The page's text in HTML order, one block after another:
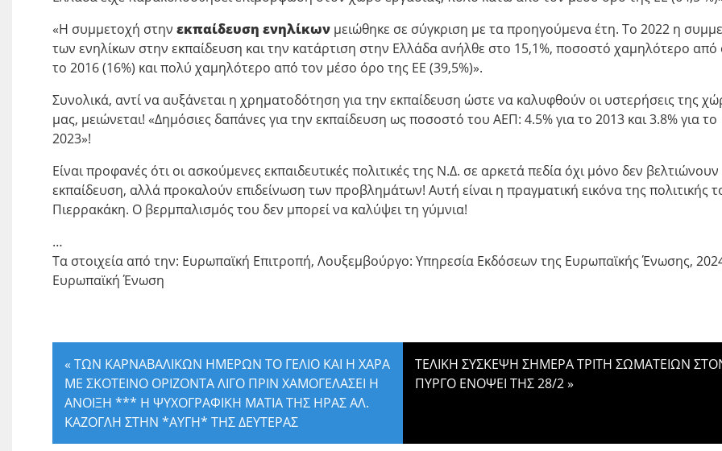
«Η συμμετοχή στην εκπαίδευση ενηλίκων μειώθηκε σε σύγκριση με τα προηγούμενα έτη. Το 2022 η
των ενηλίκων στην εκπαίδευση και την κατάρτιση στην Ελλάδα ανήλθε στο 15,1%, ποσοστό χαμηλότερο από
το 2016 (16%) και πολύ χαμηλότερο από τον μέσο όρο της ΕΕ (39,5%)».
Συνολικά, αντί να αυξάνεται η χρηματοδότηση για την εκπαίδευση ώστε να καλυφθούν οι υστερήσεις της
μας, μειώνεται! «Δημόσιες δαπάνες για την εκπαίδευση ως ποσοστό του ΑΕΠ: 4.5% για το 2013 και 3.8% για το
2023»!
Είναι προφανές ότι οι ασκούμενες εκπαιδευτικές πολιτικές της Ν.Δ. σε αρκετά πεδία όχι μόνο δεν
εκπαίδευση, αλλά προκαλούν επιδείνωση των προβλημάτων! Αυτή είναι η πραγματική εικόνα της πολιτικής
Πιερρακάκη. Ο βερμπαλισμός του δεν μπορεί να καλύψει τη γύμνια!
…
Τα στοιχεία από την: Ευρωπαϊκή Επιτροπή, Λουξεμβούργο: Υπηρεσία Εκδόσεων της Ευρωπαϊκής Ένωσης,
Ευρωπαϊκή Ένωση
« ΤΩΝ ΚΑΡΝΑΒΑΛΙΚΩΝ ΗΜΕΡΩΝ ΤΟ ΓΕΛΙΟ ΚΑΙ Η ΧΑΡΑ
ΜΕ ΣΚΟΤΕΙΝΟ ΟΡΙΖΟΝΤΑ ΛΙΓΟ ΠΡΙΝ ΧΑΜΟΓΕΛΑΣΕΙ Η
ΑΝΟΙΞΗ *** Η ΨΥΧΟΓΡΑΦΙΚΗ ΜΑΤΙΑ ΤΗΣ ΗΡΑΣ ΑΛ.
ΚΑΖΟΓΛΗ ΣΤΗΝ *ΑΥΓΗ* ΤΗΣ ΔΕΥΤΕΡΑΣ
ΤΕΛΙΚΗ ΣΥΣΚΕΨΗ ΣΗΜΕΡΑ ΤΡΙΤΗ ΣΩΜΑΤΕΙΩΝ
ΠΥΡΓΟ ΕΝΟΨΕΙ ΤΗΣ 28/2»